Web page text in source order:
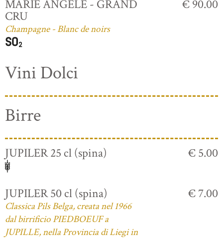
MARIE ANGÈLE - GRAND
CRU
Champagne - Blanc de noirs
€ 90.00
Vini Dolci
Birre
JUPILER 25 cl (spina) € 5.00
JUPILER 50 cl (spina)
Classica Pils Belga, creata nel 1966
dal birrificio PIEDBOEUF a
JUPILLE, nella Provincia di Liegi in
€ 7.00